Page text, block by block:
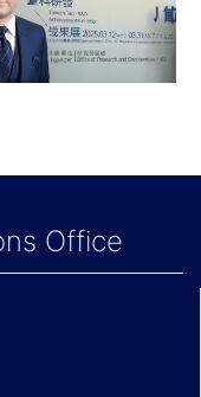
Office